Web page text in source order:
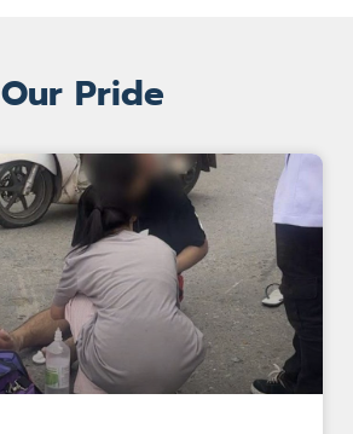
Our Pride